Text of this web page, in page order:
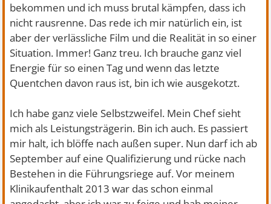
bekommen und ich muss brutal kämpfen, dass ich
nicht rausrenne. Das rede ich mir natürlich ein, ist
aber der verlässliche Film und die Realität in so einer
Situation. Immer! Ganz treu. Ich brauche ganz viel
Energie für so einen Tag und wenn das letzte
Quentchen davon raus ist, bin ich wie ausgekotzt.
Ich habe ganz viele Selbstzweifel. Mein Chef sieht
mich als Leistungsträgerin. Bin ich auch. Es passiert
mir halt, ich blöffe nach außen super. Nun darf ich ab
September auf eine Qualifizierung und rücke nach
Bestehen in die Führungsriege auf. Vor meinem
Klinikaufenthalt 2013 war das schon einmal